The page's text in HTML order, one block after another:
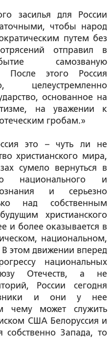
засилья для России
чтобы народ
путем без
отправил в
самозваную
После этого Россия
целеустремленно
основанное на
на уважении к
гробам.»
это – чуть ли не
христианского мира,
сумело вернуться в
национального и
и серьезно
над собственным
христианского
и более оказывается в
национальном,
этом движении вперед
национальных
Отечеств, а не
России сегодня
и они у нее
чему может служить
США Белоруссия и
собственно Запада, то